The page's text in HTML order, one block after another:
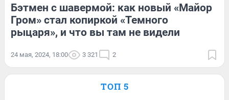
Бэтмен с шавермой: как новый «Майор
Гром» стал копиркой «Темного
рыцаря», и что вы там не видели
24 мая, 2024, 18:00 3 321 2
ТОП 5